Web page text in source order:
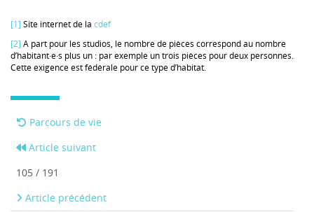
[1] Site internet de la cdef
[2] A part pour les studios, le nombre de pièces correspond au nombre
d’habitant·e·s plus un : par exemple un trois pièces pour deux personnes.
Cette exigence est fédérale pour ce type d’habitat.
Parcours de vie
Article suivant
105 / 191
Article précédent